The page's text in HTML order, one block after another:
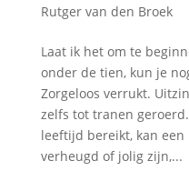
Rutger van den Broek
Laat ik het om te
onder de tien, kun je
Zorgeloos verrukt.
zelfs tot tranen
leeftijd bereikt, kan een
verheugd of jolig zijn,...